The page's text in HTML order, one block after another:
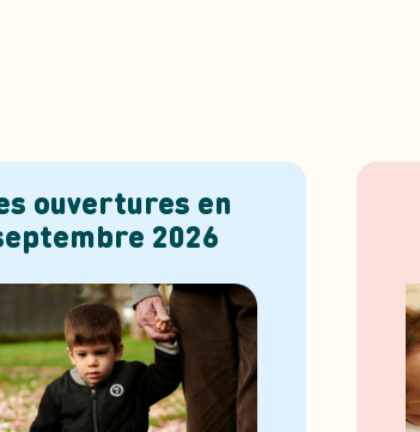
ouvertures en
2026